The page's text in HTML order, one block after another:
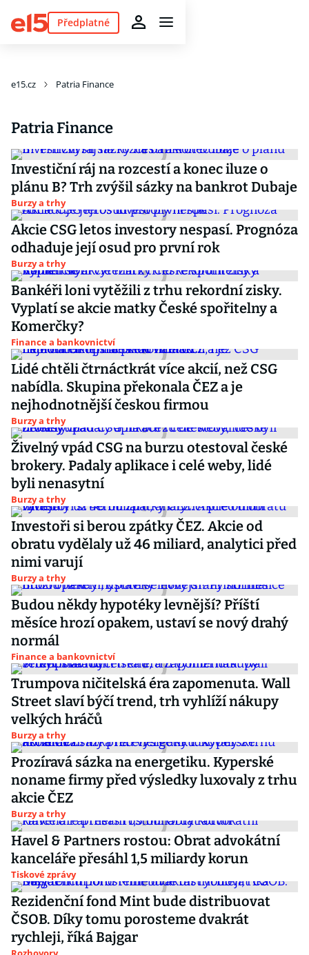
Předplatné
e15.cz Patria Finance
Patria Finance
Investiční ráj na rozcestí a konec iluze o
plánu B? Trh zvýšil sázky na bankrot Dubaje
Burzy a trhy
Akcie CSG letos investory nespasí. Prognóza
odhaduje její osud pro první rok
Burzy a trhy
Bankéři loni vytěžili z trhu rekordní zisky.
Vyplatí se akcie matky České spořitelny a
Komerčky?
Finance a bankovnictví
Lidé chtěli čtrnáctkrát více akcií, než CSG
nabídla. Skupina překonala ČEZ a je
nejhodnotnější českou firmou
Burzy a trhy
Živelný vpád CSG na burzu otestoval české
brokery. Padaly aplikace i celé weby, lidé
byli nenasytní
Burzy a trhy
Investoři si berou zpátky ČEZ. Akcie od
obratu vydělaly už 46 miliard, analytici před
nimi varují
Burzy a trhy
Budou někdy hypotéky levnější? Příští
měsíce hrozí opakem, ustaví se nový drahý
normál
Finance a bankovnictví
Trumpova ničitelská éra zapomenuta. Wall
Street slaví býčí trend, trh vyhlíží nákupy
velkých hráčů
Burzy a trhy
Prozíravá sázka na energetiku. Kyperské
noname firmy před výsledky luxovaly z trhu
akcie ČEZ
Burzy a trhy
Havel & Partners rostou: Obrat advokátní
kanceláře přesáhl 1,5 miliardy korun
Tiskové zprávy
Rezidenční fond Mint bude distribuovat
ČSOB. Díky tomu porosteme dvakrát
rychleji, říká Bajgar